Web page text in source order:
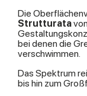
Die
Strutturatavon
bei denen die
verschwimmen.
Das Spektrum
bis hin zum